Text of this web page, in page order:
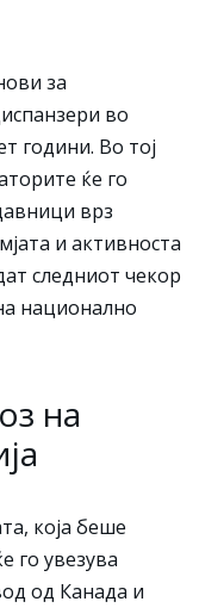
за
во
години. Во тој
ќе го
врз
и активноста
следниот чекор
национално
на
која беше
го увезува
од Канада и